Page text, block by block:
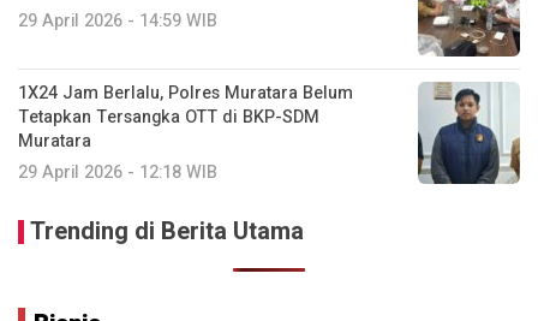
29 April 2026 - 14:59 WIB
1X24 Jam Berlalu, Polres Muratara Belum
Tetapkan Tersangka OTT di BKP-SDM
Muratara
29 April 2026 - 12:18 WIB
Trending di Berita Utama